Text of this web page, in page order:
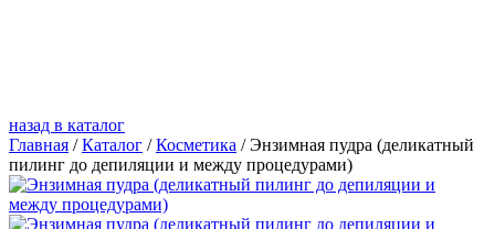
назад в каталог
Главная /Каталог /Косметика /Энзимная пудра (деликатный
пилинг до депиляции и между процедурами)